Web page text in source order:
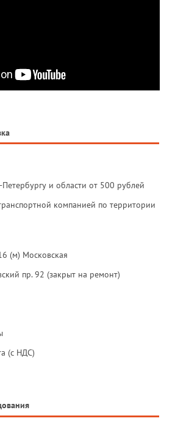
и области от 500 рублей
компанией по территории
(м) Московская
пр. 92 (закрыт на ремонт)
(с НДС)